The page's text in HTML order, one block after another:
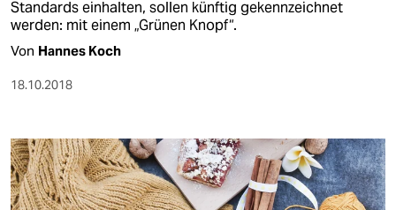
Standards einhalten, sollen künftig gekennzeichnet
werden: mit einem „Grünen Knopf“.
Von Hannes Koch
18.10.2018